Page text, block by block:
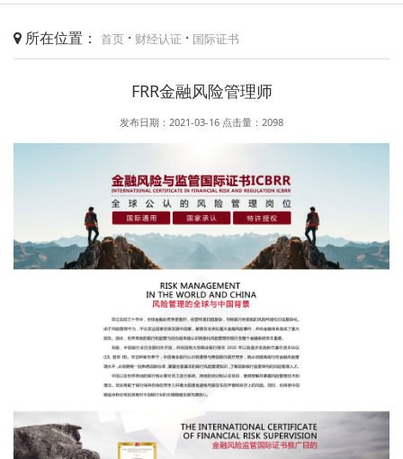
所在位置： 首页 · 财经认证 · 国际证书
FRR金融风险管理师
发布日期：2021-03-16 点击量： 2098